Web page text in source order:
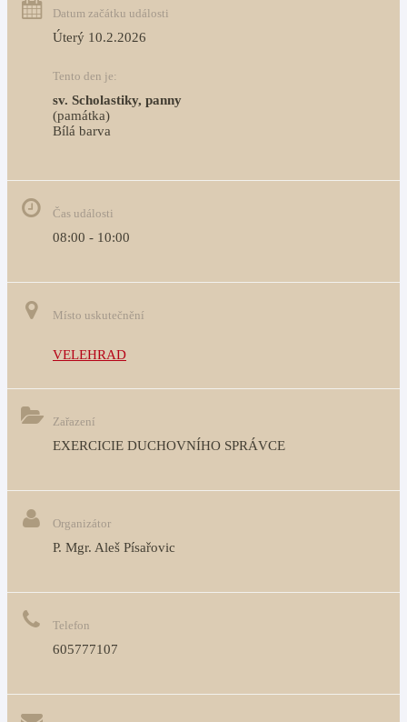
Datum začátku události
Úterý 10.2.2026
Tento den je:
sv. Scholastiky, panny
(památka)
Bílá barva
Čas události
08:00 - 10:00
Místo uskutečnění
VELEHRAD
Zařazení
EXERCICIE DUCHOVNÍHO SPRÁVCE
Organizátor
P. Mgr. Aleš Písařovic
Telefon
605777107